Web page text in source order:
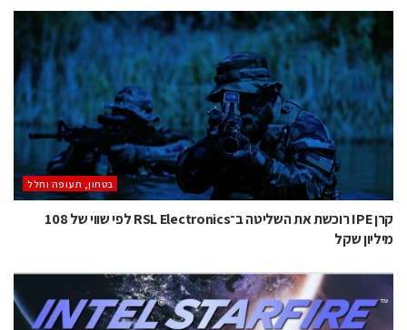
בטחון, תעופה וחלל
קרן IPE רוכשת את השליטה ב־RSL Electronics לפי שווי של 108
מיליון שקל